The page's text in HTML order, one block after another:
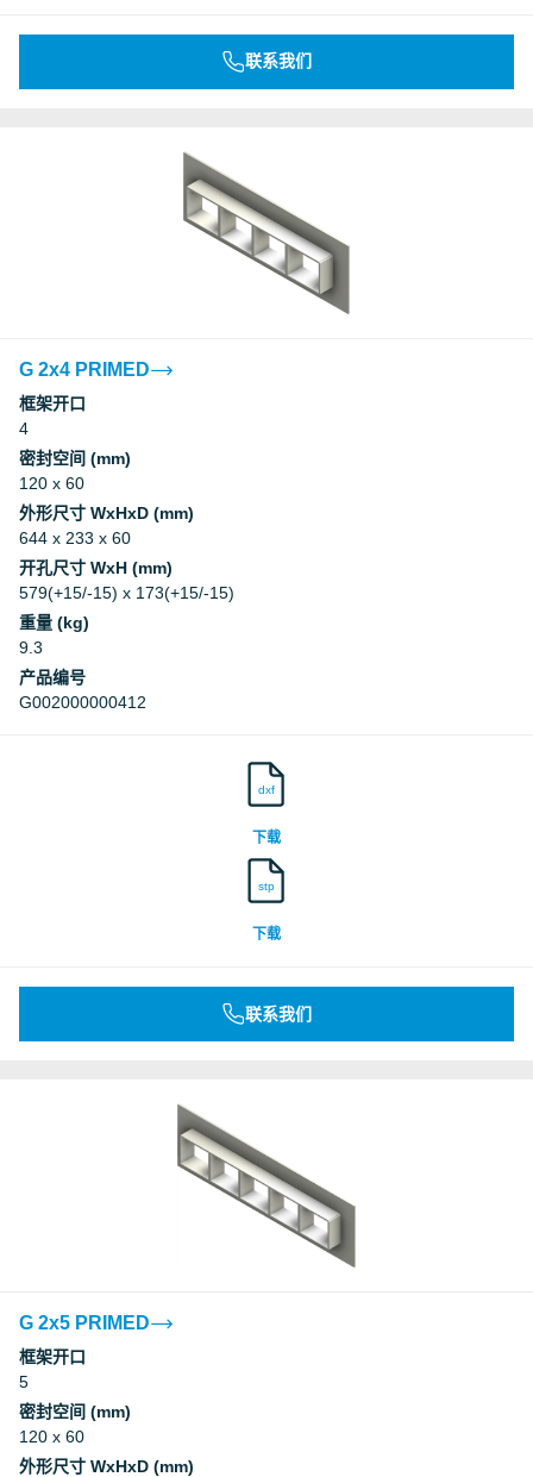
联系我们
G 2x4 PRIMED
框架开口
4
密封空间 (mm)
120 x 60
外形尺寸 WxHxD (mm)
644 x 233 x 60
开孔尺寸 WxH (mm)
579(+15/-15) x 173(+15/-15)
重量 (kg)
9.3
产品编号
G002000000412
dxf
下载
stp
下载
联系我们
G 2x5 PRIMED
框架开口
5
密封空间 (mm)
120 x 60
外形尺寸 WxHxD (mm)